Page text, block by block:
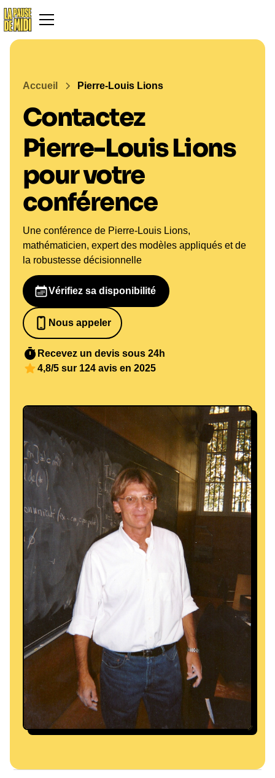
Accueil Pierre-Louis Lions
Contactez
Pierre-Louis Lions
pour votre
conférence
Une conférence de Pierre-Louis Lions,
mathématicien, expert des modèles appliqués et de
la robustesse décisionnelle
Vérifiez sa disponibilité
Nous appeler
0652698481
Recevez un devis sous 24h
4,8/5 sur 124 avis en 2025
Philippe Binant